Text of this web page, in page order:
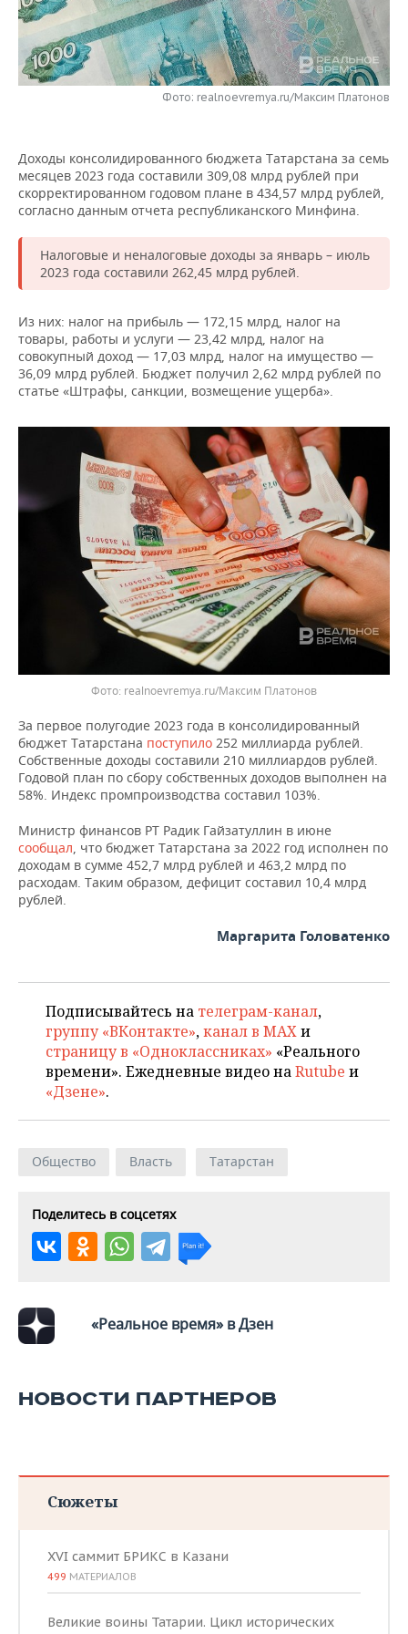
НЕФТЕХИМИЯ
НЕФТЬ
ОПК
РОЗНИЧНАЯ ТОРГОВЛЯ
ТРАНСПОРТ
НОВОСТИ ТЕХНОЛОГИЙ
IT
ТЕЛЕКОММУНИКАЦИИ
МЕРОПРИЯТИЯ
НОВОСТИ МЕРОПРИЯТИЙ
БИЗНЕС-БРАНЧИ
ONLINE-КОНФЕРЕНЦИИ
СПОРТ
ФУТБОЛ
ХОККЕЙ
ВОЛЕЙБОЛ
КИБЕРСПОРТ
ФИГУРНОЕ КАТАНИЕ
ХОККЕЙ С МЯЧОМ
НОВОСТИ ОБЩЕСТВА
ВЛАСТЬ
ИСТОРИЯ
КУЛЬТУРА
МЕДИЦИНА
ПРОИСШЕСТВИЯ
ФОТОГАЛЕРЕЯ
СЮЖЕТЫ
СПРАВОЧНИК
СПИСОК ПЕРСОН
СПИСОК КОМПАНИЙ
ПОЛНАЯ ВЕРСИЯ
Фото: realnoevremya.ru/Максим Платонов
Доходы консолидированного бюджета Татарстана за семь
месяцев 2023 года составили 309,08 млрд рублей при
скорректированном годовом плане в 434,57 млрд рублей,
согласно данным отчета республиканского Минфина.
Налоговые и неналоговые доходы за январь ­– июль
2023 года составили 262,45 млрд рублей.
Из них: налог на прибыль — 172,15 млрд, налог на
товары, работы и услуги — 23,42 млрд, налог на
совокупный доход — 17,03 млрд, налог на имущество —
36,09 млрд рублей. Бюджет получил 2,62 млрд рублей по
статье «Штрафы, санкции, возмещение ущерба».
realnoevremya.ru/Максим Платонов
За первое полугодие 2023 года в консолидированный
бюджет Татарстана поступило 252 миллиарда рублей.
Собственные доходы составили 210 миллиардов рублей.
Годовой план по сбору собственных доходов выполнен на
58%. Индекс промпроизводства составил 103%.
Министр финансов РТ Радик Гайзатуллин в июне
сообщал, что бюджет Татарстана за 2022 год исполнен по
доходам в сумме 452,7 млрд рублей и 463,2 млрд по
расходам. Таким образом, дефицит составил 10,4 млрд
рублей.
Маргарита Головатенко
Подписывайтесь на телеграм-канал,
группу «ВКонтакте»,канал в MAXи
страницу в «Одноклассниках» «Реального
времени». Ежедневные видео наRutube и
«Дзене».
Общество Власть Татарстан
Поделитесь в соцсетях
«Реальное время» в Дзен
НОВОСТИ ПАРТНЕРОВ
Сюжеты
XVI саммит БРИКС в Казани
499 МАТЕРИАЛОВ
Великие воины Татарии. Цикл исторических